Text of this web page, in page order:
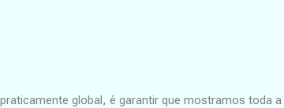
global, é garantir que mostramos toda a